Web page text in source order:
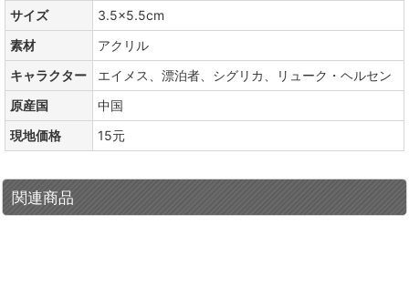
サイズ
3.5×5.5cm
素材
アクリル
キャラクター
エイメス、漂泊者、シグリカ、リューク・ヘルセン
原産国
中国
現地価格
15元
関連商品